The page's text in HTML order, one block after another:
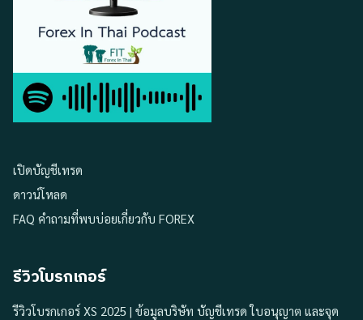
เปิดบัญชีเทรด
ดาวน์โหลด
FAQ คำถามที่พบบ่อยเกี่ยวกับ FOREX
รีวิวโบรกเกอร์
รีวิวโบรกเกอร์ XS 2025 | ข้อมูลบริษัท บัญชีเทรด ใบอนุญาต และจุด